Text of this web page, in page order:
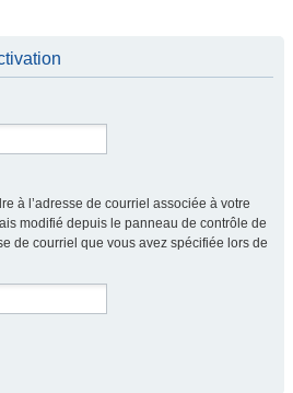
à l’adresse de courriel associée à votre
modifié depuis le panneau de contrôle de
de courriel que vous avez spécifiée lors de